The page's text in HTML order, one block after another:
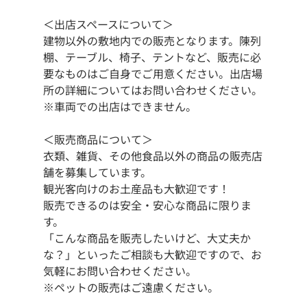
＜出店スペースについて＞
建物以外の敷地内での販売となります。陳列
棚、テーブル、椅子、テントなど、販売に必
要なものはご自身でご用意ください。出店場
所の詳細についてはお問い合わせください。
※車両での出店はできません。
＜販売商品について＞
衣類、雑貨、その他食品以外の商品の販売店
舗を募集しています。
観光客向けのお土産品も大歓迎です！
販売できるのは安全・安心な商品に限りま
す。
「こんな商品を販売したいけど、大丈夫か
な？」といったご相談も大歓迎ですので、お
気軽にお問い合わせください。
※ペットの販売はご遠慮ください。